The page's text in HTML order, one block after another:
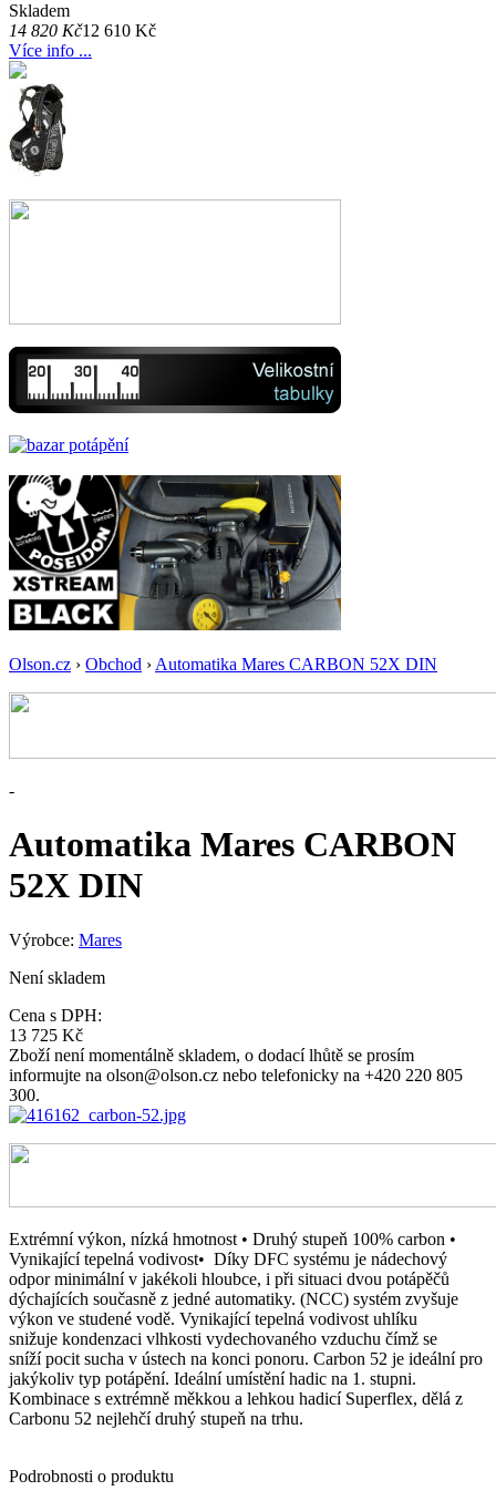
Skladem
14 820 Kč12 610 Kč
Více info ...
Olson.cz › Obchod › Automatika Mares CARBON 52X DIN
-
Automatika Mares CARBON
52X DIN
Výrobce: Mares
Není skladem
Cena s DPH:
13 725 Kč
Zboží není momentálně skladem, o dodací lhůtě se prosím
informujte na olson@olson.cz nebo telefonicky na +420 220 805
300.
Extrémní výkon, nízká hmotnost • Druhý stupeň 100% carbon •
Vynikající tepelná vodivost• Díky DFC systému je nádechový
odpor minimální v jakékoli hloubce, i při situaci dvou potápěčů
dýchajících současně z jedné automatiky. (NCC) systém zvyšuje
výkon ve studené vodě. Vynikající tepelná vodivost uhlíku
snižuje kondenzaci vlhkosti vydechovaného vzduchu čímž se
snížípocit sucha v ústech na konci ponoru. Carbon 52 je ideální pro
jakýkoliv typ potápění. Ideální umístění hadic na 1. stupni.
Kombinace s extrémně měkkou a lehkou hadicí Superflex, dělá z
Carbonu 52 nejlehčí druhý stupeň na trhu.
Podrobnosti o produktu